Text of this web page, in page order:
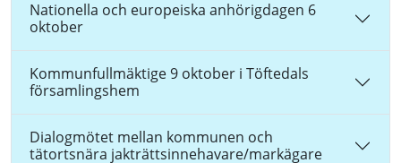
Nationella och europeiska anhörigdagen 6
oktober
Kommunfullmäktige 9 oktober i Töftedals
församlingshem
Dialogmötet mellan kommunen och
tätortsnära jakträttsinnehavare/markägare